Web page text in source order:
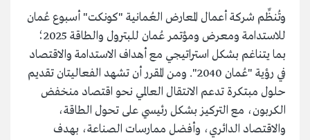
وتُنظِّم شركة أعمال المعارض العُمانية "كونكت" أسبوع عُمان
للاستدامة ومعرض ومؤتمر عُمان للبترول والطاقة 2025؛
بما يتناغم بشكل استراتيجي مع أهداف الاستدامة والاقتصاد
في رؤية "عُمان 2040". ومن المقرر أن تشهد الفعاليتان تقديم
حلول مبتكرة تدعم الانتقال العالمي نحو اقتصاد منخفض
الكربون، مع التركيز بشكل رئيسي على تحول الطاقة،
والاقتصاد الدائري، وأفضل ممارسات الصناعة، بهدف